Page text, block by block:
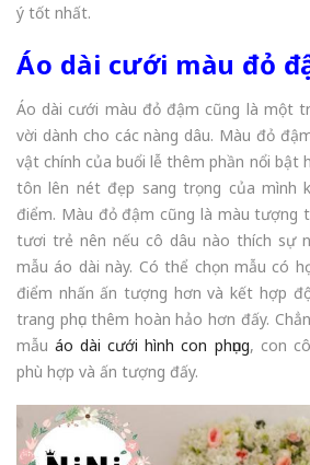
ý tốt nhất.
Áo dài cưới màu đỏ
Áo dài cưới màu đỏ đậm cũng là một
vời dành cho các nàng dâu. Màu đỏ
vật chính của buổi lễ thêm phần nổi bật
tôn lên nét đẹp sang trọng của mình
điểm. Màu đỏ đậm cũng là màu tượng
tươi trẻ nên nếu cô dâu nào thích sự
mẫu áo dài này. Có thể chọn mẫu có
điểm nhấn ấn tượng hơn và kết hợp
trang phục thêm hoàn hảo hơn đấy.
mẫuáo dài cưới hình con phụng, con
phù hợp và ấn tượng đấy.